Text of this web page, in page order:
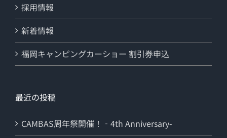
採用情報
新着情報
福岡キャンピングカーショー 割引券申込
最近の投稿
CAMBAS周年祭開催！‐4th Anniversary-